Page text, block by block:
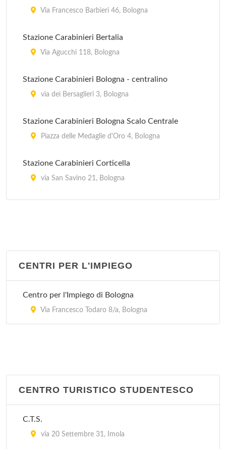
Via Francesco Barbieri 46, Bologna
Stazione Carabinieri Bertalia
Via Agucchi 118, Bologna
Stazione Carabinieri Bologna - centralino
via dei Bersaglieri 3, Bologna
Stazione Carabinieri Bologna Scalo Centrale
Piazza delle Medaglie d'Oro 4, Bologna
Stazione Carabinieri Corticella
via San Savino 21, Bologna
via Cipriani 25, Bologna
CENTRI PER L'IMPIEGO
Centro per l'Impiego di Bologna
Via Francesco Todaro 8/a, Bologna
CENTRO TURISTICO STUDENTESCO
C.T.S.
via 20 Settembre 31, Imola